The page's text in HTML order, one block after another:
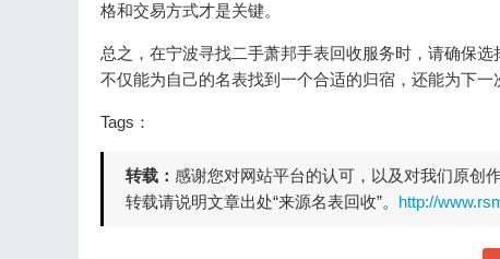
格和交易方式才是关键。
总之，在宁波寻找二手萧邦手表回收服务时，请确保
不仅能为自己的名表找到一个合适的归宿，还能为下一
Tags：
转载： 感谢您对网站平台的认可，以及对我们原创
转载请说明文章出处“来源名表回收”。 http://